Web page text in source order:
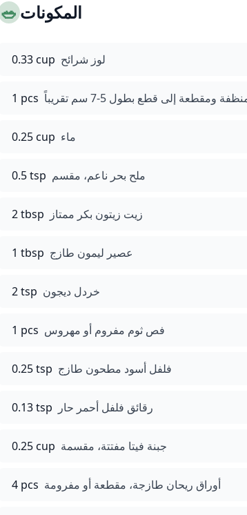
🥗المكونات
0.33 cup لوز شرائح
1 pcs ومقطعة إلى قطع بطول 5-7 سم تقريباً
0.25 cup ماء
0.5 tsp ملح بحر ناعم، مقسم
2 tbsp زيت زيتون بكر ممتاز
1 tbsp عصير ليمون طازج
2 tsp خردل ديجون
1 pcs فص ثوم مفروم أو مهروس
0.25 tsp فلفل أسود مطحون طازج
0.13 tsp رقائق فلفل أحمر حار
0.25 cup جبنة فيتا مفتتة، مقسمة
4 pcs أوراق ريحان طازجة، مقطعة أو مفرومة